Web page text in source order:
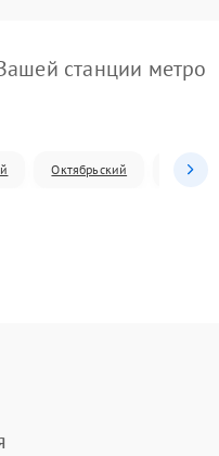
станции метро
Октябрьский